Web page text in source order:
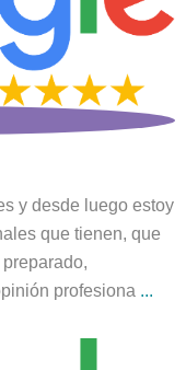
y desde luego estoy
que tienen, que
profesiona ...